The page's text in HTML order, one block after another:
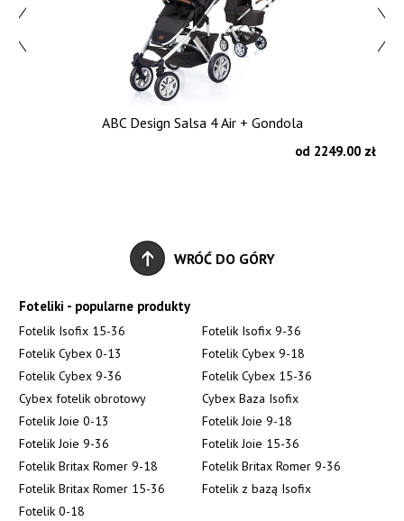
ABC Design Salsa 4 Air + Gondola
od 2249.00 zł
WRÓĆ DO GÓRY
Foteliki - popularne produkty
Fotelik Isofix 15-36
Fotelik Isofix 9-36
Fotelik Cybex 0-13
Fotelik Cybex 9-18
Fotelik Cybex 9-36
Fotelik Cybex 15-36
Cybex fotelik obrotowy
Cybex Baza Isofix
Fotelik Joie 0-13
Fotelik Joie 9-18
Fotelik Joie 9-36
Fotelik Joie 15-36
Fotelik Britax Romer 9-18
Fotelik Britax Romer 9-36
Fotelik Britax Romer 15-36
Fotelik z bazą Isofix
Fotelik 0-18